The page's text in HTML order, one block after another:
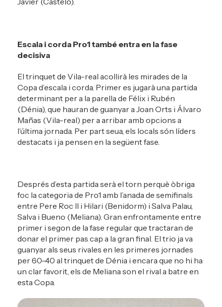
Escala i corda Pro1 també entra en la fase
decisiva
El trinquet de Vila-real acollirà les mirades de la
Copa d’escala i corda. Primer es jugarà una partida
determinant per a la parella de Félix i Rubén
(Dénia), que hauran de guanyar a Joan Orts i Álvaro
Mañas (Vila-real) per a arribar amb opcions a
l’última jornada. Per part seua, els locals són líders
destacats i ja pensen en la següent fase.
Després d’esta partida serà el torn perquè òbriga
foc la categoria de Pro1 amb l’anada de semifinals
entre Pere Roc II i Hilari (Benidorm) i Salva Palau,
Salva i Bueno (Meliana). Gran enfrontamente entre
primer i segon de la fase regular que tractaran de
donar el primer pas cap a la gran final. El trio ja va
guanyar als seus rivales en les primeres jornades
per 60-40 al trinquet de Dénia i encara que no hi ha
un clar favorit, els de Meliana son el rival a batre en
esta Copa.